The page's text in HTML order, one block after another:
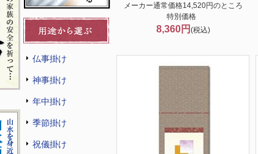
仏事掛け
神事掛け
年中掛け
季節掛け
祝儀掛け
メーカー通常価格14,520円のところ
特別価格
8,360円 (税込)